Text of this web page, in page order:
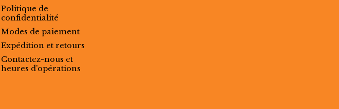
Politique de
confidentialité
Modes de paiement
Expédition et retours
Contactez-nous et
heures d’opérations